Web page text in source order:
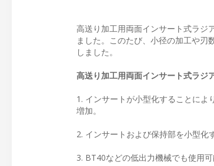
高送り加工用両面インサート式ラジ
ました。このたび、小径の加工や刃
しました。
高送り加工用両面インサート式ラジ
1. インサートが小型化することに
増加。
2. インサートおよび保持部を小型化
3. BT40などの低出力機械でも使用可